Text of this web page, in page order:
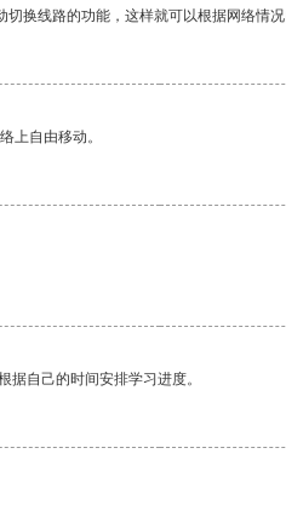
换线路的功能，这样就可以根据网络情
上自由移动。
自己的时间安排学习进度。